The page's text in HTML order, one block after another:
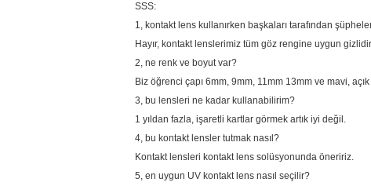
SSS:
1, kontakt lens kullanırken başkaları tarafından
Hayır, kontakt lenslerimiz tüm göz rengine uygun
2, ne renk ve boyut var?
Biz öğrenci çapı 6mm, 9mm, 11mm 13mm ve mavi,
3, bu lensleri ne kadar kullanabilirim?
1 yıldan fazla, işaretli kartlar görmek artık iyi değil.
4, bu kontakt lensler tutmak nasıl?
Kontakt lensleri kontakt lens solüsyonunda öneririz.
5, en uygun UV kontakt lens nasıl seçilir?